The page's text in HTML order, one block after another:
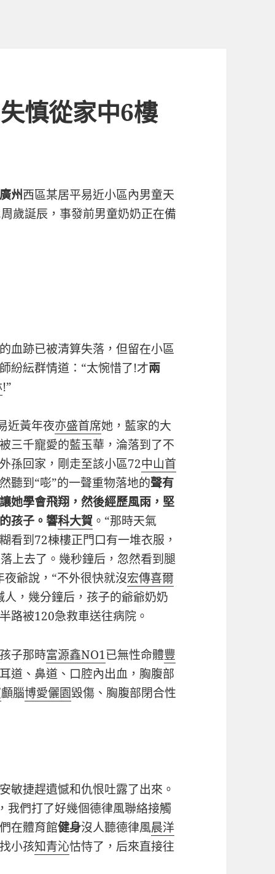
慎從家中6樓
廣州西區某居平易近小區內男童天
歲誕辰，事發前男童奶奶正在備
跡已被清算失落，但留在小區
紛紜群情道：“太惋惜了!才兩
!”
黃年夜亦盛首席她，藍家的大
三千寵愛的藍玉華，淪落到了不
孫回家，剛走至該小區72中山首
聽到“嘭”的一聲重物落地的聲有
她學會飛翔，然後經歷風雨，堅
孩子。響科大賀 。“那時天氣
看到72棟樓正門口有一堆衣服，
上去了。幾秒鐘后，忽然看到腿
爺說，“不外很快就沒宏傳喜爾
，幾分鐘后，孩子的爺爺奶奶
路被120急救車送往病院。
子那時富源鑫NO1已無性命體豐
道、鼻道、口腔內出血，胸腹部
顱腦博愛儷園毀傷、胸腹部閉合性
捷趕遺憾和仇恨吐露了出來。
我們打了好幾個德律風聯絡接觸
在體育館健身沒人聽德律風晨洋
小孩知青沁怙恃了，后來直接往